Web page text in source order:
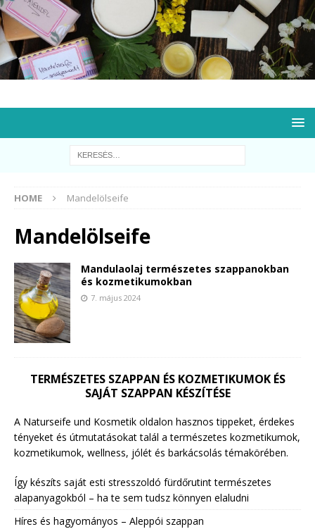
HOME Mandelölseife
Mandelölseife
Mandulaolaj természetes szappanokban
és kozmetikumokban
7. május 2024
TERMÉSZETES SZAPPAN ÉS KOZMETIKUMOK ÉS
SAJÁT SZAPPAN KÉSZÍTÉSE
A Naturseife und Kosmetik oldalon hasznos tippeket, érdekes
tényeket és útmutatásokat talál a természetes kozmetikumok,
kozmetikumok, wellness, jólét és barkácsolás témakörében.
Így készíts saját esti stresszoldó fürdőrutint természetes
alapanyagokból – ha te sem tudsz könnyen elaludni
Híres és hagyományos – Aleppói szappan